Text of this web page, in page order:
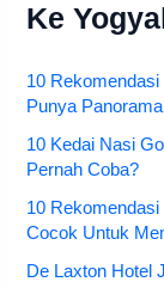
Ke
10
Punya
10 Kedai Nasi
Pernah Coba?
10 Rekomendasi
Cocok Untuk
De Laxton Hotel